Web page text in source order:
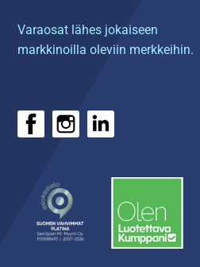
Varaosat lähes jokaiseen
markkinoilla oleviin merkkeihin.